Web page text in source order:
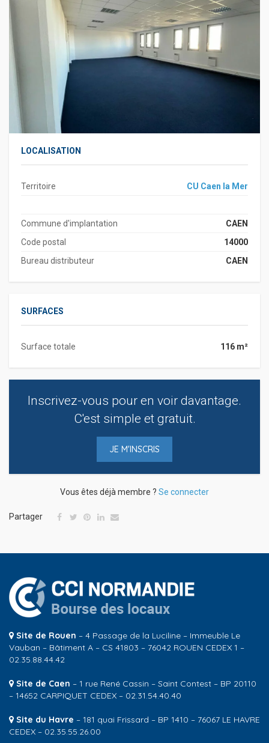
LOCALISATION
Territoire CU Caen la Mer
Commune d'implantation
CAEN
Code postal
14000
Bureau distributeur
CAEN
SURFACES
Surface totale 116 m²
Inscrivez-vous pour en voir davantage.
C'est simple et gratuit.
JE M'INSCRIS
Vous êtes déjà membre ? Se connecter
Partager
Site de Rouen – 4 Passage de la Luciline – Immeuble Le
Vauban – Bâtiment A – CS 41803 – 76042 ROUEN CEDEX 1 –
02.35.88.44.42
Site de Caen – 1 rue René Cassin – Saint Contest – BP 20110
– 14652 CARPIQUET CEDEX – 02.31.54.40.40
Site du Havre – 181 quai Frissard – BP 1410 – 76067 LE HAVRE
CEDEX – 02.35.55.26.00